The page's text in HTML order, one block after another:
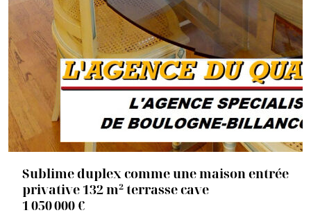
Sublime duplex comme une maison entrée
privative 132 m² terrasse cave
1 050 000 €